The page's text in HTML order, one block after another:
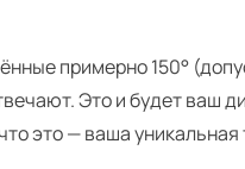
примерно 150°
Это и будет ваш
это — ваша уникальная